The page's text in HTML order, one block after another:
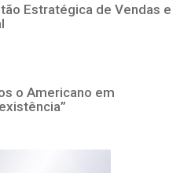
Estratégica de Vendas e
o Americano em